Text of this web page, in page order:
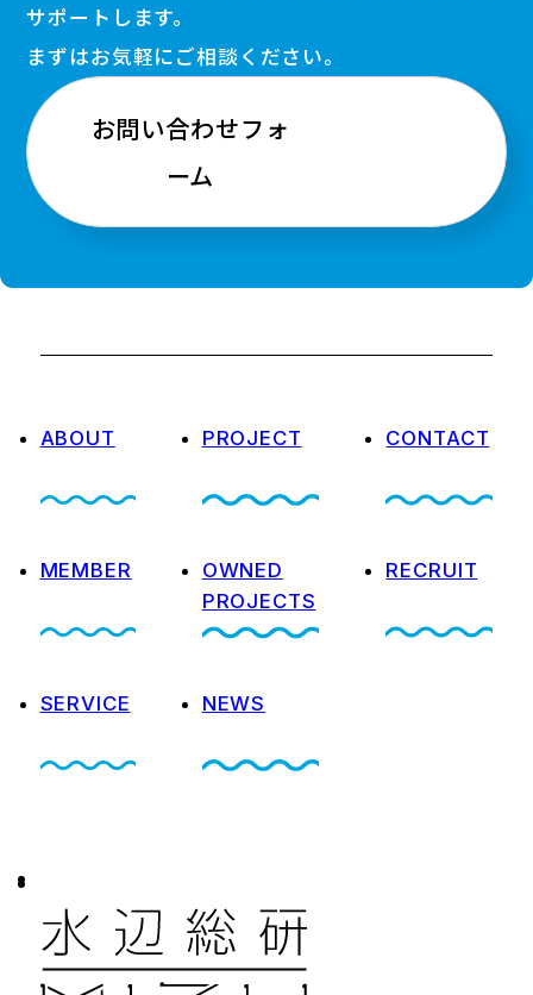
サポートします。
まずはお気軽にご相談ください。
お問い合わせフォ
ーム
ABOUT
MEMBER
SERVICE
PROJECT
OWNED
PROJECTS
NEWS
CONTACT
RECRUIT